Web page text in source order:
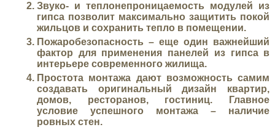
Звуко- и теплонепроницаемость модулей из
гипса позволит максимально защитить покой
жильцов и сохранить тепло в помещении.
Пожаробезопасность – еще один важнейший
фактор для применения панелей из гипса в
интерьере современного жилища.
Простота монтажа дают возможность самим
создавать оригинальный дизайн квартир,
домов, ресторанов, гостиниц. Главное
условие успешного монтажа – наличие
ровных стен.